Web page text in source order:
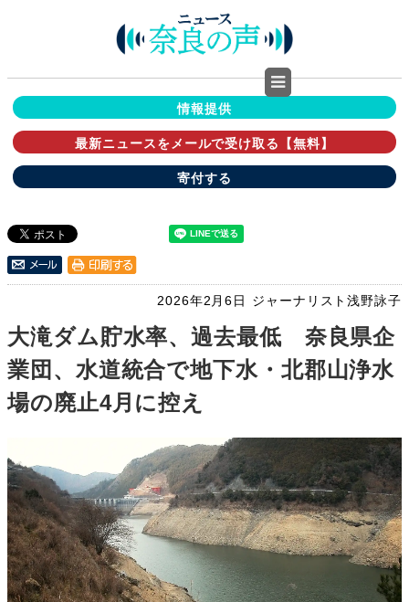
情報提供
最新ニュースをメールで受け取る【無料】
寄付する
2026年2月6日 ジャーナリスト浅野詠子
大滝ダム貯水率、過去最低 奈良県企
業団、水道統合で地下水・北郡山浄水
場の廃止4月に控え